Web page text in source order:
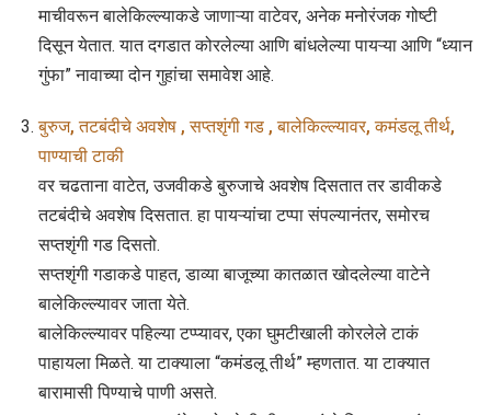
माचीवरून बालेकिल्ल्याकडे जाणाऱ्या वाटेवर, अनेक मनोरंजक गोष्टी
दिसून येतात. यात दगडात कोरलेल्या आणि बांधलेल्या पायऱ्या आणि “ध्यान
गुंफा” नावाच्या दोन गुहांचा समावेश आहे.
बुरुज, तटबंदीचे अवशेष , सप्तशृंगी गड , बालेकिल्ल्यावर, कमंडलू तीर्थ,
पाण्याची टाकी
वर चढताना वाटेत, उजवीकडे बुरुजाचे अवशेष दिसतात तर डावीकडे
तटबंदीचे अवशेष दिसतात. हा पायऱ्यांचा टप्पा संपल्यानंतर, समोरच
सप्तशृंगी गड दिसतो.
सप्तशृंगी गडाकडे पाहत, डाव्या बाजूच्या कातळात खोदलेल्या वाटेने
बालेकिल्ल्यावर जाता येते.
बालेकिल्ल्यावर पहिल्या टप्प्यावर, एका घुमटीखाली कोरलेले टाकं
पाहायला मिळते. या टाक्याला “कमंडलू तीर्थ” म्हणतात. या टाक्यात
बारामासी पिण्याचे पाणी असते.